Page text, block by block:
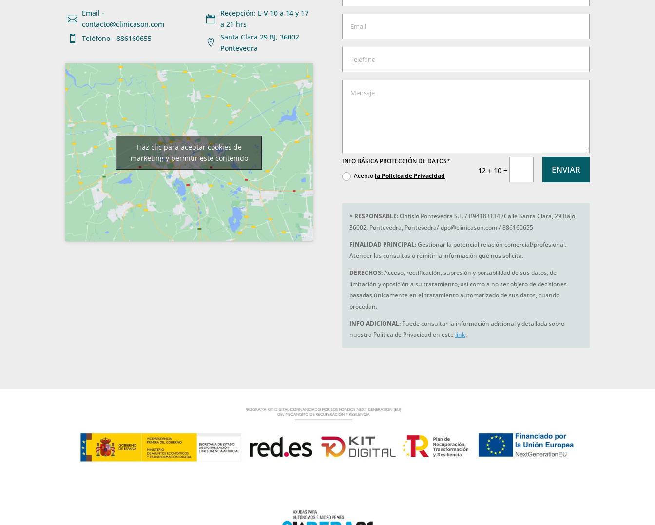

Email -
contacto@clinicason.com

Teléfono - 886160655

Recepción: L-V 10 a 14 y 17
a 21 hrs

Santa Clara 29 BJ, 36002
Pontevedra
Haz clic para aceptar cookies de
marketing y permitir este contenido
INFO BÁSICA PROTECCIÓN DE DATOS*
Acepto la Política de Privacidad
12 + 10= ENVIAR
* RESPONSABLE:Onfisio Pontevedra S.L. / B94183134 /Calle Santa Clara, 29 Bajo,
36002, Pontevedra, Pontevedra/ dpo@clinicason.com / 886160655
FINALIDAD PRINCIPAL:Gestionar la potencial relación comercial/profesional.
Atender las consultas o remitir la información que nos solicita.
DERECHOS:Acceso, rectificación, supresión y portabilidad de sus datos, de
limitación y oposición a su tratamiento, así como a no ser objeto de decisiones
basadas únicamente en el tratamiento automatizado de sus datos, cuando
procedan.
INFO ADICIONAL: Puede consultar la información adicional y detallada sobre
nuestra Política de Privacidad en este link.